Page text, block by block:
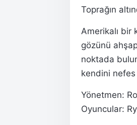
Toprağın
Amerikalı bir
gözünü
noktada
kendini
Yönetmen:
Oyuncular: